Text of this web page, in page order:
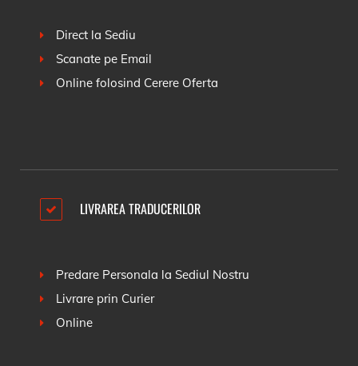
Direct la Sediu
Scanate pe Email
Online folosind Cerere Oferta
LIVRAREA TRADUCERILOR
Predare Personala la Sediul Nostru
Livrare prin Curier
Online